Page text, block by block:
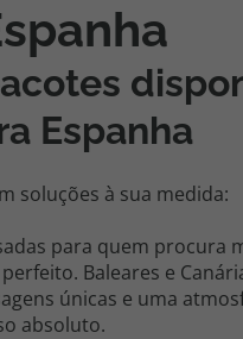
Espanha
soluções à sua medida:
para quem procura
Baleares e
únicas e uma
absoluto.